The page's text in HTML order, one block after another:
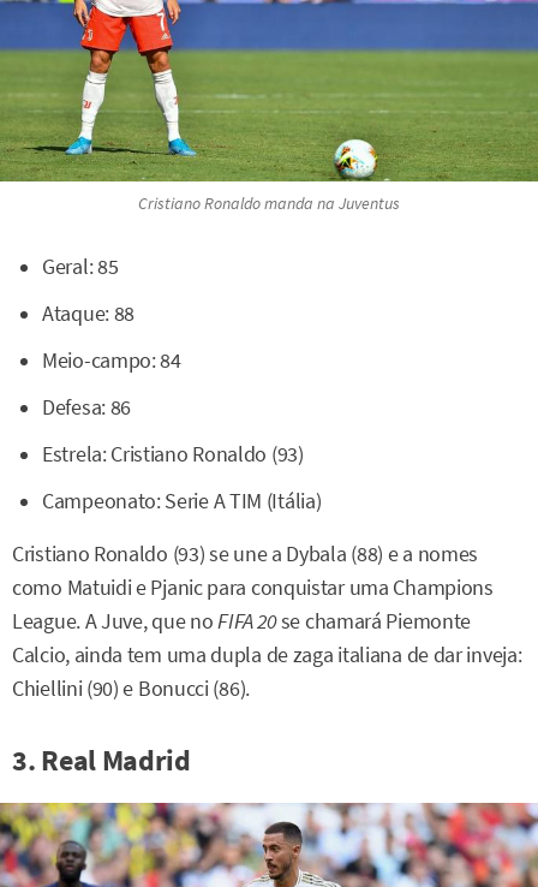
Cristiano Ronaldo manda na Juventus
Geral: 85
Ataque: 88
Meio-campo: 84
Defesa: 86
Estrela: Cristiano Ronaldo (93)
Campeonato: Serie A TIM (Itália)
Cristiano Ronaldo (93) se une a Dybala (88) e a nomes
como Matuidi e Pjanic para conquistar uma Champions
League. A Juve, que noFIFA 20se chamará Piemonte
Calcio, ainda tem uma dupla de zaga italiana de dar inveja:
Chiellini (90) e Bonucci (86).
3. Real Madrid